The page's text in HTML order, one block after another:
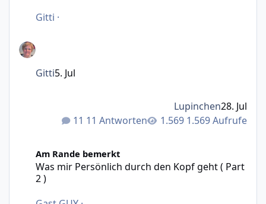
Gitti ·
11 Antworten 1.569 Aufrufe
Gitti5. Jul
Lupinchen28. Jul
Am Rande bemerkt
Was mir Persönlich durch den Kopf geht ( Part
2 )